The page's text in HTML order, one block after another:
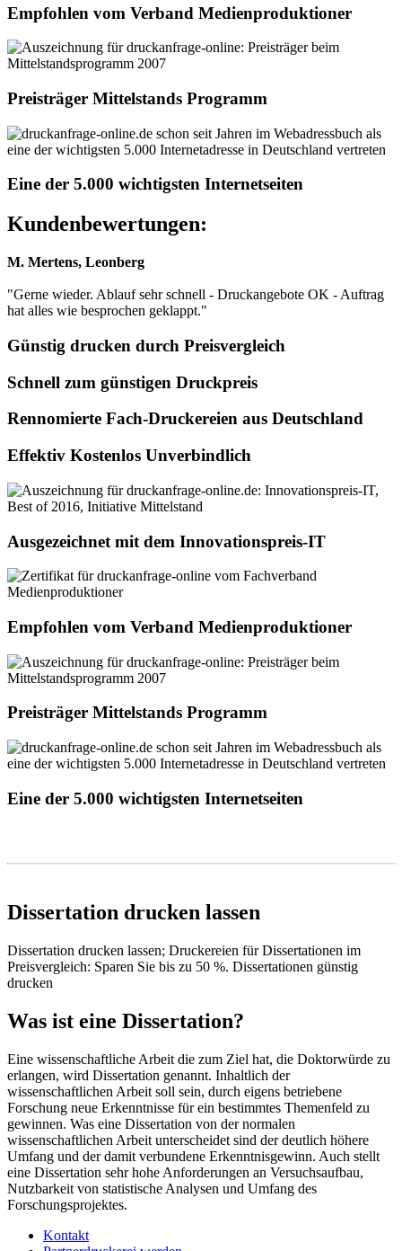
Empfohlen vom Verband Medienproduktioner
Preisträger Mittelstands Programm
Eine der 5.000 wichtigsten Internetseiten
Kundenbewertungen:
M. Mertens, Leonberg
"Gerne wieder. Ablauf sehr schnell - Druckangebote OK - Auftrag
hat alles wie besprochen geklappt."
Günstig drucken durch Preisvergleich
Schnell zum günstigen Druckpreis
Rennomierte Fach-Druckereien aus Deutschland
Effektiv Kostenlos Unverbindlich
Ausgezeichnet mit dem Innovationspreis-IT
Empfohlen vom Verband Medienproduktioner
Preisträger Mittelstands Programm
Eine der 5.000 wichtigsten Internetseiten
Dissertation drucken lassen
Dissertation drucken lassen; Druckereien für Dissertationen im
Preisvergleich: Sparen Sie bis zu 50 %. Dissertationen günstig
drucken
Was ist eine Dissertation?
Eine wissenschaftliche Arbeit die zum Ziel hat, die Doktorwürde zu
erlangen, wird Dissertation genannt. Inhaltlich der
wissenschaftlichen Arbeit soll sein, durch eigens betriebene
Forschung neue Erkenntnisse für ein bestimmtes Themenfeld zu
gewinnen. Was eine Dissertation von der normalen
wissenschaftlichen Arbeit unterscheidet sind der deutlich höhere
Umfang und der damit verbundene Erkenntnisgewinn. Auch stellt
eine Dissertation sehr hohe Anforderungen an Versuchsaufbau,
Nutzbarkeit von statistische Analysen und Umfang des
Forschungsprojektes.
Kontakt